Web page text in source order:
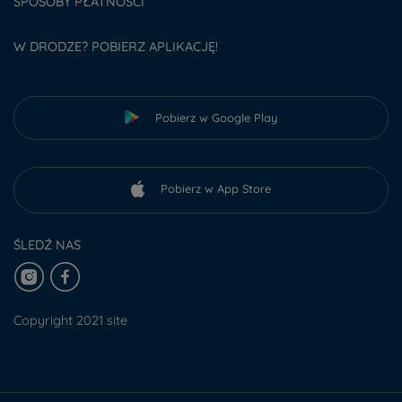
W DRODZE? POBIERZ APLIKACJĘ!
Pobierz w Google Play
Pobierz w App Store
ŚLEDŹ NAS
Copyright 2021 site